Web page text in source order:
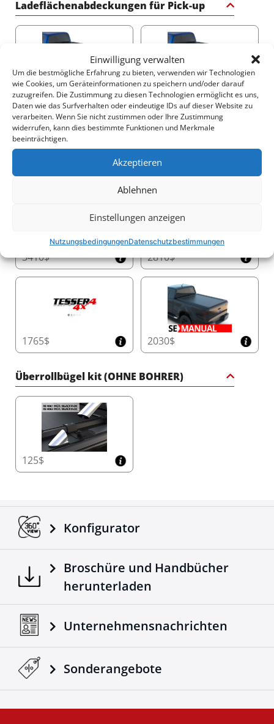
Einwilligung verwalten
Um die bestmögliche Erfahrung zu bieten, verwenden wir Technologien
wie Cookies, um Geräteinformationen zu speichern und/oder darauf
zuzugreifen. Die Zustimmung zu diesen Technologien ermöglicht es uns,
Daten wie das Surfverhalten oder eindeutige IDs auf dieser Website zu
verarbeiten. Wenn Sie nicht zustimmen oder Ihre Zustimmung
widerrufen, kann dies bestimmte Funktionen und Merkmale
beeinträchtigen.
Akzeptieren
Ablehnen
Einstellungen anzeigen
NutzungsbedingungenDatenschutzbestimmungen
Ladeflächenabdeckungen für Pick-up
2250$ 3140$
2540$ 2520$
3410$ 2810$
1765$ 2030$
Überrollbügel kit (OHNE BOHRER)
125$
Konfigurator
Broschüre und Handbücher
herunterladen
Unternehmensnachrichten
Sonderangebote